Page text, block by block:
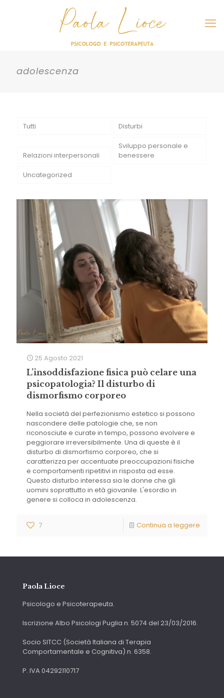
adolescenza
Tutti Disturbi
Relazioni interpersonali
Sviluppo personale e
benessere
Uncategorized
25 Agosto 2021
L’insoddisfazione fisica può celare una
psicopatologia? Il disturbo di
dismorfismo corporeo
Nella società del perfezionismo estetico si possono
nascondere delle patologie che, se non
riconosciute e curate in tempo, possono evolvere e
peggiorare irreversibilmente. Una di queste è il
disturbo di dismorfismo corporeo, che si
caratterizza per accentuate preoccupazioni fisiche
e comportamenti ripetitivi in risposta ad esse.
Questo disturbo interessa sia le donne che gli
uomini soprattutto in età giovanile. L'esordio in
genere si colloca in adolescenza.
7 Continua a leggere
Paola Lioce
Psicologo e Psicoterapeuta.
Iscrizione Albo Psicologi Puglia n. 5074 del 23/03/2016.
Socio SITCC (Società Italiana di Terapia
Comportamentale e Cognitiva) n. 6358.
P. IVA 04292110717